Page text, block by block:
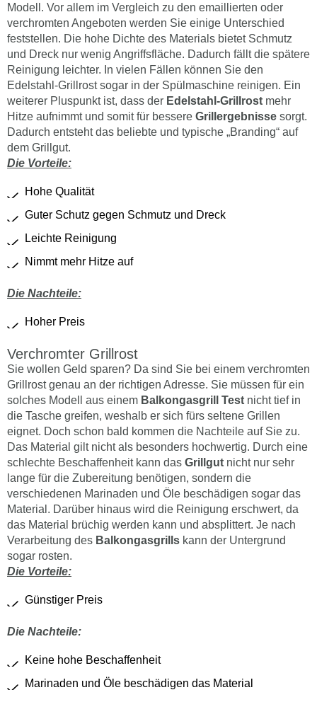
Modell. Vor allem im Vergleich zu den emaillierten oder
verchromten Angeboten werden Sie einige Unterschied
feststellen. Die hohe Dichte des Materials bietet Schmutz
und Dreck nur wenig Angriffsfläche. Dadurch fällt die spätere
Reinigung leichter. In vielen Fällen können Sie den
Edelstahl-Grillrost sogar in der Spülmaschine reinigen. Ein
weiterer Pluspunkt ist, dass der Edelstahl-Grillrost mehr
Hitze aufnimmt und somit für bessere Grillergebnisse sorgt.
Dadurch entsteht das beliebte und typische „Branding“ auf
dem Grillgut.
Die Vorteile:
Hohe Qualität
Guter Schutz gegen Schmutz und Dreck
Leichte Reinigung
Nimmt mehr Hitze auf
Die Nachteile:
Hoher Preis
Verchromter Grillrost
Sie wollen Geld sparen? Da sind Sie bei einem verchromten
Grillrost genau an der richtigen Adresse. Sie müssen für ein
solches Modell aus einem Balkongasgrill Test nicht tief in
die Tasche greifen, weshalb er sich fürs seltene Grillen
eignet. Doch schon bald kommen die Nachteile auf Sie zu.
Das Material gilt nicht als besonders hochwertig. Durch eine
schlechte Beschaffenheit kann das Grillgut nicht nur sehr
lange für die Zubereitung benötigen, sondern die
verschiedenen Marinaden und Öle beschädigen sogar das
Material. Darüber hinaus wird die Reinigung erschwert, da
das Material brüchig werden kann und absplittert. Je nach
Verarbeitung des Balkongasgrills kann der Untergrund
sogar rosten.
Die Vorteile:
Günstiger Preis
Die Nachteile:
Keine hohe Beschaffenheit
Marinaden und Öle beschädigen das Material